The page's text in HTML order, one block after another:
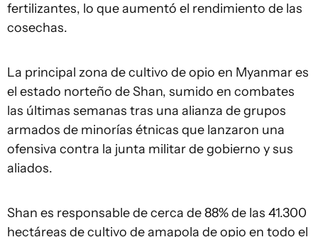
fertilizantes, lo que aumentó el rendimiento de las
cosechas.
La principal zona de cultivo de opio en Myanmar es
el estado norteño de Shan, sumido en combates
las últimas semanas tras una alianza de grupos
armados de minorías étnicas que lanzaron una
ofensiva contra la junta militar de gobierno y sus
aliados.
Shan es responsable de cerca de 88% de las 41.300
hectáreas de cultivo de amapola de opio en todo el